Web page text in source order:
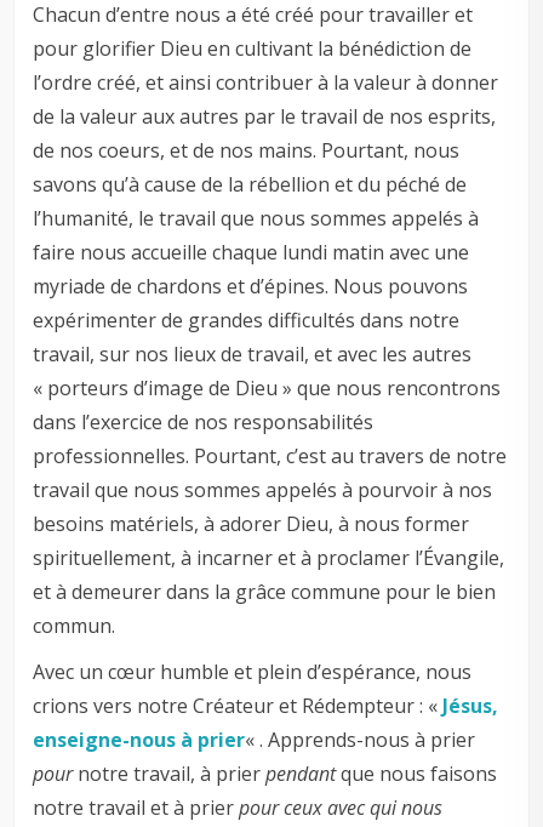
Chacun d’entre nous a été créé pour travailler et
pour glorifier Dieu en cultivant la bénédiction de
l’ordre créé, et ainsi contribuer à la valeur à donner
de la valeur aux autres par le travail de nos esprits,
de nos coeurs, et de nos mains. Pourtant, nous
savons qu’à cause de la rébellion et du péché de
l’humanité, le travail que nous sommes appelés à
faire nous accueille chaque lundi matin avec une
myriade de chardons et d’épines. Nous pouvons
expérimenter de grandes difficultés dans notre
travail, sur nos lieux de travail, et avec les autres
« porteurs d’image de Dieu » que nous rencontrons
dans l’exercice de nos responsabilités
professionnelles. Pourtant, c’est au travers de notre
travail que nous sommes appelés à pourvoir à nos
besoins matériels, à adorer Dieu, à nous former
spirituellement, à incarner et à proclamer l’Évangile,
et à demeurer dans la grâce commune pour le bien
commun.
Avec un cœur humble et plein d’espérance, nous
crions vers notre Créateur et Rédempteur : « Jésus,
enseigne-nous à prier« . Apprends-nous à prier
pournotre travail, à prierpendantque nous faisons
notre travail et à prierpour ceux avec qui nous